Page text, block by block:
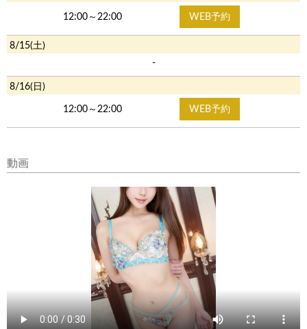
12:00～22:00 WEB予約
8/15(土)
-
8/16(日)
12:00～22:00 WEB予約
動画